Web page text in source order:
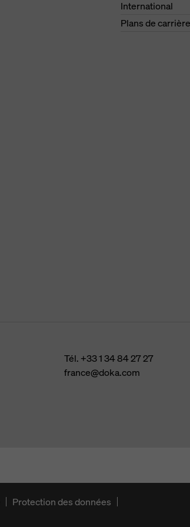
International
Plans de carrière
Tél. +33 1 34 84 27 27
france@doka.com
Protection des données